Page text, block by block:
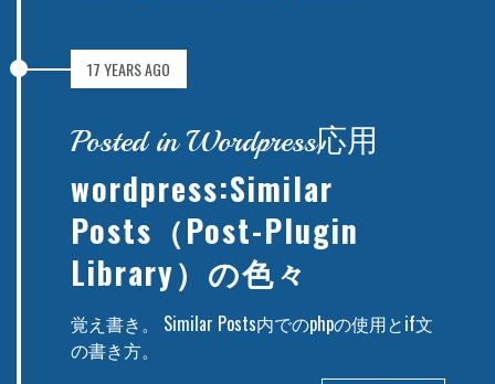
17 YEARS AGO
Posted in Wordpress応用
wordpress:Similar
Posts（Post-Plugin
Library）の色々
覚え書き。 Similar Posts内でのphpの使用とif文
の書き方。